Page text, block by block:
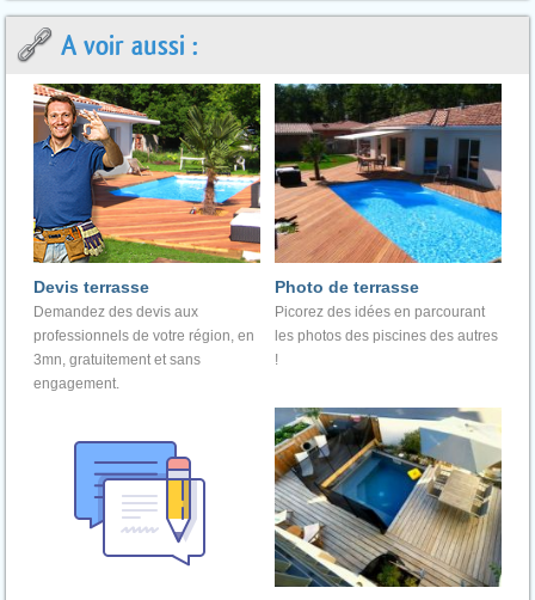
A voir aussi :
Devis terrasse
Demandez des devis aux
professionnels de votre région, en
3mn, gratuitement et sans
engagement.
Photo de terrasse
Picorez des idées en parcourant
les photos des piscines des autres
!